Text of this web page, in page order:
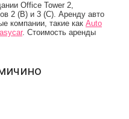
Office Tower 2,
2 (В) и 3 (С). Аренду авто
компании, такие как Auto
. Стоимость аренды